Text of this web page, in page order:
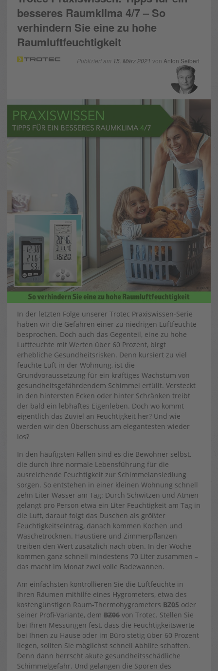
besseres Raumklima 4/7 – So
verhindern Sie eine zu hohe
Raumluftfeuchtigkeit
Publiziert am 15. März 2021 von Anton Seibert
In der letzten Folge unserer Trotec Praxiswissen-Serie
haben wir die Gefahren einer zu niedrigen Luftfeuchte
besprochen. Doch auch das Gegenteil, eine zu hohe
Luftfeuchte mit Werten über 60 Prozent, birgt
erhebliche Gesundheitsrisken. Denn kursiert zu viel
feuchte Luft in der Wohnung, ist die
Grundvoraussetzung für ein kräftiges Wachstum von
gesundheitsgefährdendem Schimmel erfüllt. Versteckt
in den hintersten Ecken oder hinter Schränken treibt
der bald ein lebhaftes Eigenleben. Doch wo kommt
eigentlich das Zuviel an Feuchtigkeit her? Und wie
werden wir den Überschuss am elegantesten wieder
los?
In den häufigsten Fällen sind es die Bewohner selbst,
die durch ihre normale Lebensführung für die
ausreichende Feuchtigkeit zur Schimmelansiedlung
sorgen. So entstehen in einer kleinen Wohnung schnell
zehn Liter Wasser am Tag: Durch Schwitzen und Atmen
gelangt pro Person etwa ein Liter Feuchtigkeit am Tag in
die Luft, darauf folgt das Duschen als größter
Feuchtigkeitseintrag, danach kommen Kochen und
Wäschetrocknen. Haustiere und Zimmerpflanzen
treiben den Wert zusätzlich nach oben. In der Woche
kommen ganz schnell mindestens 70 Liter zusammen –
das macht im Monat zwei volle Badewannen.
Am einfachsten kontrollieren Sie die Luftfeuchte in
Ihren Räumen mithilfe eines Hygrometers, etwa des
kostengünstigen Raum-Thermohygrometers BZ05 oder
seiner Profi-Variante, dem BZ06 von Trotec. Stellen Sie
bei Ihren Messungen fest, dass die Feuchtigkeitswerte
bei Ihnen zu Hause oder im Büro stetig über 60 Prozent
liegen, sollten Sie möglichst schnell Abhilfe schaffen.
Denn dann herrscht akute gesundheitsschädliche
Schimmelgefahr. Und gelangen die Sporen des